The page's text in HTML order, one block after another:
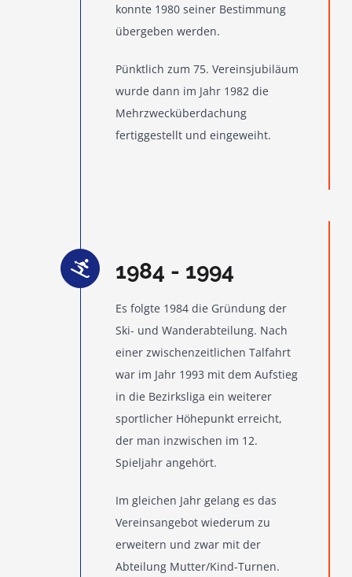
konnte 1980 seiner Bestimmung
übergeben werden.
Pünktlich zum 75. Vereinsjubiläum
wurde dann im Jahr 1982 die
Mehrzwecküberdachung
fertiggestellt und eingeweiht.
1984 - 1994
Es folgte 1984 die Gründung der
Ski- und Wanderabteilung. Nach
einer zwischenzeitlichen Talfahrt
war im Jahr 1993 mit dem Aufstieg
in die Bezirksliga ein weiterer
sportlicher Höhepunkt erreicht,
der man inzwischen im 12.
Spieljahr angehört.
Im gleichen Jahr gelang es das
Vereinsangebot wiederum zu
erweitern und zwar mit der
Abteilung Mutter/Kind-Turnen.